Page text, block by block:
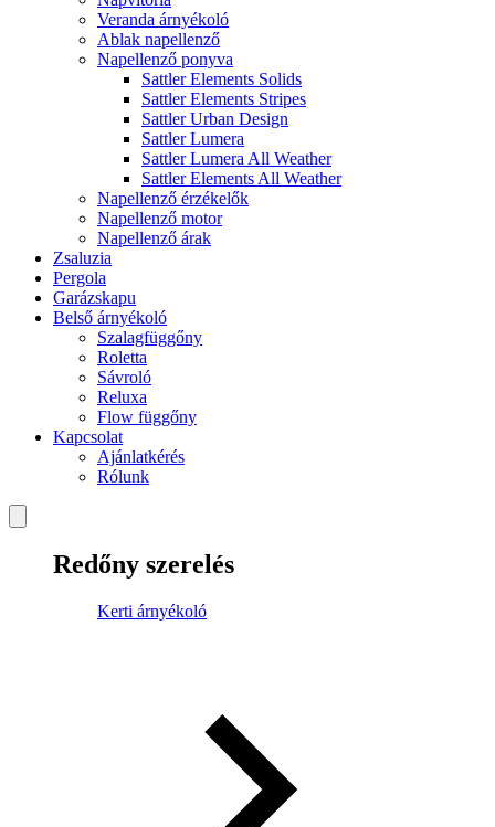
Veranda árnyékoló
Ablak napellenző
Napellenző ponyva
Sattler Elements Solids
Sattler Elements Stripes
Sattler Urban Design
Sattler Lumera
Sattler Lumera All Weather
Sattler Elements All Weather
Napellenző érzékelők
Napellenző motor
Napellenző árak
Zsaluzia
Pergola
Garázskapu
Belső árnyékoló
Szalagfüggőny
Roletta
Sávroló
Reluxa
Flow függőny
Kapcsolat
Ajánlatkérés
Rólunk
Redőny szerelés
Kerti árnyékoló